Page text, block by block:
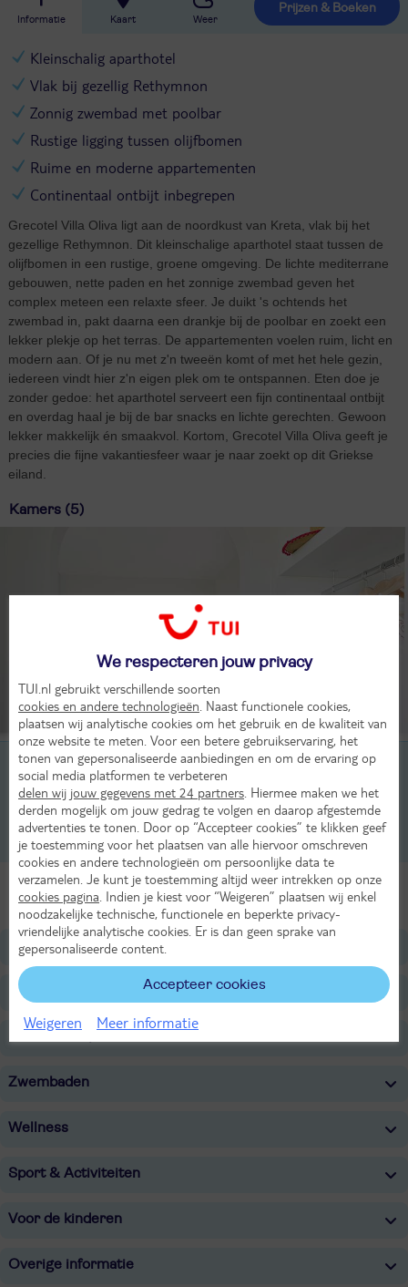
Informatie Kaart Weer
Prijzen & Boeken
Kleinschalig aparthotel
Vlak bij gezellig Rethymnon
Zonnig zwembad met poolbar
Rustige ligging tussen olijfbomen
Ruime en moderne appartementen
Continentaal ontbijt inbegrepen
Grecotel Villa Oliva ligt aan de noordkust van Kreta, vlak bij het
gezellige Rethymnon. Dit kleinschalige aparthotel staat tussen de
olijfbomen in een rustige, groene omgeving. De lichte mediterrane
gebouwen, nette paden en het zonnige zwembad geven het
complex meteen een relaxte sfeer. Je duikt 's ochtends het
zwembad in, pakt daarna een drankje bij de poolbar en zoekt een
lekker plekje op het terras. De appartementen voelen ruim, licht en
modern aan. Of je nu met z'n tweeën komt of met het hele gezin,
iedereen vindt hier z'n eigen plek om te ontspannen. Eten doe je
zonder gedoe: het aparthotel serveert een fijn continentaal ontbijt
en overdag haal je bij de bar snacks en lichte gerechten. Gewoon
lekker makkelijk én smaakvol. Kortom, Grecotel Villa Oliva geeft je
precies die fijne vakantiesfeer waar je naar zoekt op dit Griekse
eiland.
Kamers (5)
2-persoonskamer, Superior, 2-3 pers
2-persoonskamer, Deluxe, 2-3 pers
3-kamerappartement, Standaard, 2-5 pers
Alle Kamers
Ligging
Faciliteiten
Restaurants/Bars
Zwembaden
Wellness
Sport & Activiteiten
Voor de kinderen
Overige informatie
We respecteren jouw privacy
TUI.nl gebruikt verschillende soorten
cookies en andere technologieën . Naast functionele cookies,
plaatsen wij analytische cookies om het gebruik en de kwaliteit van
onze website te meten. Voor een betere gebruikservaring, het
tonen van gepersonaliseerde aanbiedingen en om de ervaring op
social media platformen te verbeteren
delen wij jouw gegevens met 24 partners . Hiermee maken we het
derden mogelijk om jouw gedrag te volgen en daarop afgestemde
advertenties te tonen. Door op “Accepteer cookies” te klikken geef
je toestemming voor het plaatsen van alle hiervoor omschreven
cookies en andere technologieën om persoonlijke data te
verzamelen. Je kunt je toestemming altijd weer intrekken op onze
cookies pagina . Indien je kiest voor “Weigeren” plaatsen wij enkel
noodzakelijke technische, functionele en beperkte privacy-
vriendelijke analytische cookies. Er is dan geen sprake van
gepersonaliseerde content.
Accepteer cookies
Weigeren Meer informatie